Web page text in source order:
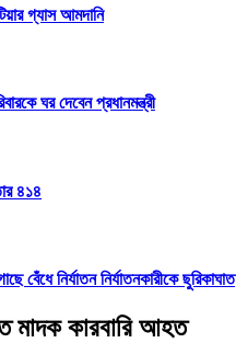
গ্যাস আমদানি
ঘর দেবেন প্রধানমন্ত্রী
৪১৪
বেঁধে নির্যাতন নির্যাতনকারীকে ছুরিকাঘাত
মাদক কারবারি আহত